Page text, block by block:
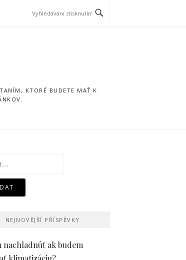
KTORÉ BUDETE MAŤ K
NEJNOVĚJŠÍ PŘÍSPĚVKY
nachladnúť ak budem